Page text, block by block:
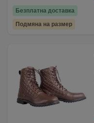
Безплатна доставка
Подмяна на размер